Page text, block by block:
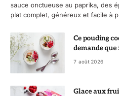
sauce onctueuse au paprika, des
plat complet, généreux et facile à
Ce pouding
demande
7 août 2026
Glace aux